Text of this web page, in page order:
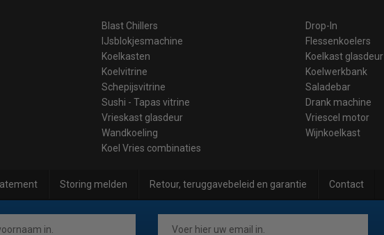
Blast Chillers
Drop-In
IJsblokjesmachine
Flessenkoelers
Koelkasten
Koelkast glasdeur
Koelvitrine
Koelwerkbank
Schepijsvitrine
Saladebar
Sushi - Tapas vitrine
Drank machine
Vrieskast glasdeur
Vriescel motor
Wandkoeling
Wijnkoelkast
Koel Vries combinaties
Storing melden Retour, teruggavebeleid en garantie Contact